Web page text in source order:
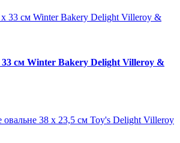
33 см Winter Bakery Delight Villeroy &